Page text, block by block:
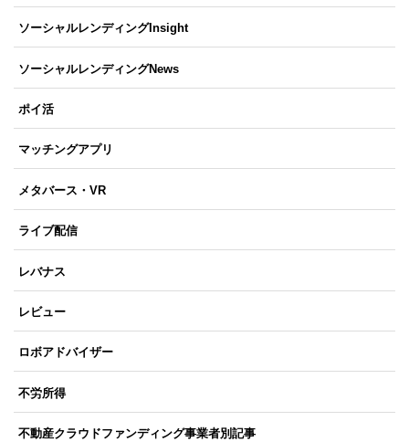
ソーシャルレンディングInsight
ソーシャルレンディングNews
ポイ活
マッチングアプリ
メタバース・VR
ライブ配信
レバナス
レビュー
ロボアドバイザー
不労所得
不動産クラウドファンディング事業者別記事